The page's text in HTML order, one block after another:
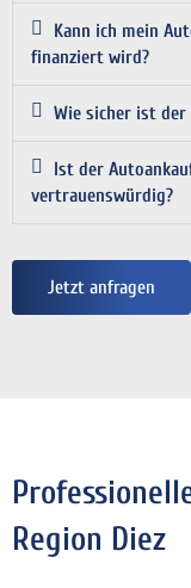
Kann ich mein
finanziert wird?
Wie sicher ist der
Ist der
vertrauenswürdig?
Jetzt anfragen
Region Diez